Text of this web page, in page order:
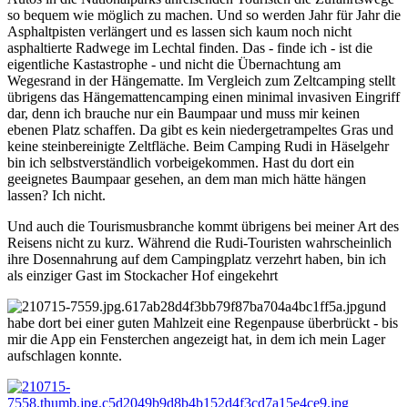
so bequem wie möglich zu machen. Und so werden Jahr für Jahr die
Asphaltpisten verlängert und es lassen sich kaum noch nicht
asphaltierte Radwege im Lechtal finden. Das - finde ich - ist die
eigentliche Kastastrophe - und nicht die Übernachtung am
Wegesrand in der Hängematte. Im Vergleich zum Zeltcamping stellt
übrigens das Hängemattencamping einen minimal invasiven Eingriff
dar, denn ich brauche nur ein Baumpaar und muss mir keinen
ebenen Platz schaffen. Da gibt es kein niedergetrampeltes Gras und
keine steinbereinigte Zeltfläche. Beim Camping Rudi in Häselgehr
bin ich selbstverständlich vorbeigekommen. Hast du dort ein
geeignetes Baumpaar gesehen, an dem man mich hätte hängen
lassen? Ich nicht.
Und auch die Tourismusbranche kommt übrigens bei meiner Art des
Reisens nicht zu kurz. Während die Rudi-Touristen wahrscheinlich
ihre Dosennahrung auf dem Campingplatz verzehrt haben, bin ich
als einziger Gast im Stockacher Hof eingekehrt
und
habe dort bei einer guten Mahlzeit eine Regenpause überbrückt - bis
mir die App ein Fensterchen angezeigt hat, in dem ich mein Lager
aufschlagen konnte.